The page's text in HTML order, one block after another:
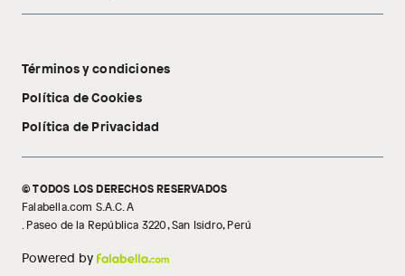
Tecnología Pillow Walk
Libro de reclamaciones
Términos y condiciones
Política de Cookies
Política de Privacidad
© TODOS LOS DERECHOS RESERVADOS
Falabella.com S.A.C. A
. Paseo de la República 3220, San Isidro, Perú
Powered by